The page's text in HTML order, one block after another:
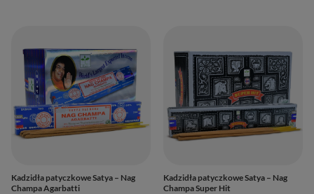
Kadzidła patyczkowe Satya – Nag
Champa Agarbatti
Kadzidła patyczkowe Satya – Nag
Champa Super Hit